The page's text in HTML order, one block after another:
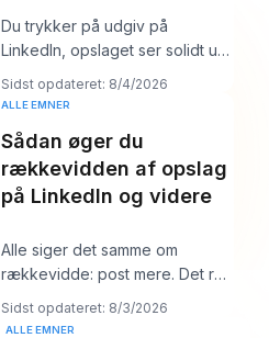
Du trykker på udgiv på
LinkedIn, opslaget ser solidt ud,
og så begynder arbejdet. Et
par kommentarer
Sidst opdateret: 8/4/2026
ALLE EMNER
Sådan øger du
rækkevidden af opslag
på LinkedIn og videre
Alle siger det samme om
rækkevidde: post mere. Det råd
lyder produktivt, men det
skjuler som regel k
Sidst opdateret: 8/3/2026
ALLE EMNER